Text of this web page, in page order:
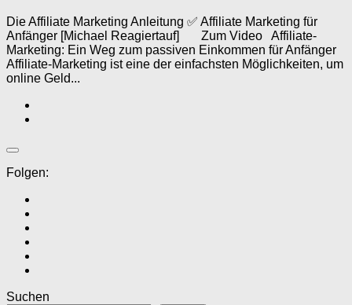
Die Affiliate Marketing Anleitung ✅ Affiliate Marketing für
Anfänger [Michael Reagiertauf] Zum Video Affiliate-
Marketing: Ein Weg zum passiven Einkommen für Anfänger
Affiliate-Marketing ist eine der einfachsten Möglichkeiten, um
online Geld...
Folgen:
Suchen